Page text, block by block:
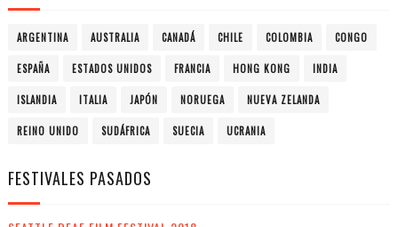
ARGENTINA AUSTRALIA CANADÁ CHILE COLOMBIA CONGO
ESPAÑA ESTADOS UNIDOS FRANCIA HONG KONG INDIA
ISLANDIA ITALIA JAPÓN NORUEGA NUEVA ZELANDA
REINO UNIDO SUDÁFRICA SUECIA UCRANIA
FESTIVALES PASADOS